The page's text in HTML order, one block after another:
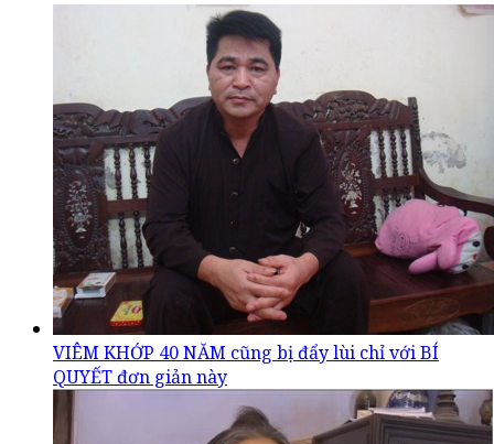
VIÊM KHỚP 40 NĂM cũng bị đẩy lùi chỉ với BÍ
QUYẾT đơn giản này